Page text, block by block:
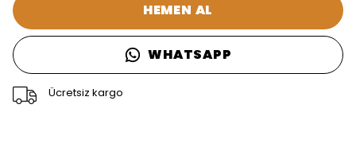
HEMEN AL
WHATSAPP
Ücretsiz kargo